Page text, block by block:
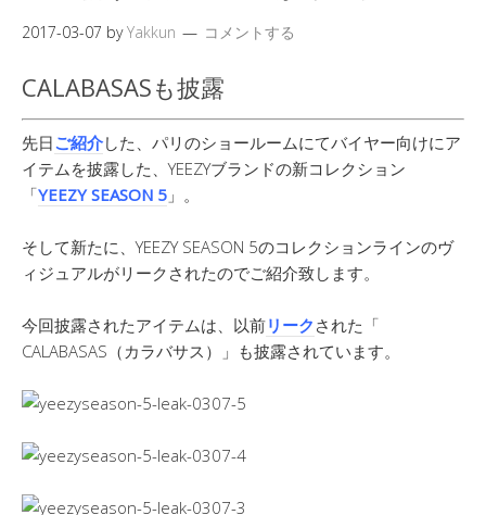
2017-03-07 byYakkun コメントする
CALABASASも披露
先日ご紹介した、パリのショールームにてバイヤー向けにア
イテムを披露した、YEEZYブランドの新コレクション
「YEEZY SEASON 5 」。
そして新たに、YEEZY SEASON 5のコレクションラインのヴ
ィジュアルがリークされたのでご紹介致します。
今回披露されたアイテムは、以前リーク された「
CALABASAS（カラバサス）」も披露されています。